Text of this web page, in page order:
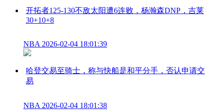
开拓者125-130不敌太阳遭6连败，杨瀚森DNP，吉莱
30+10+8
NBA 2026-02-04 18:01:39
哈登交易至骑士，称与快船是和平分手，否认申请交
易
NBA 2026-02-04 18:01:38